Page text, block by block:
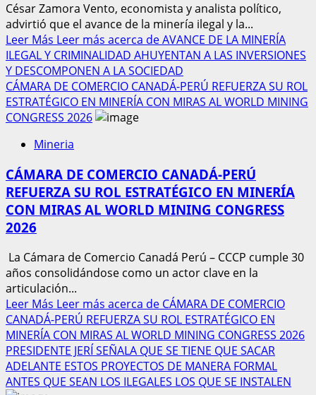
César Zamora Vento, economista y analista político,
advirtió que el avance de la minería ilegal y la...
Leer Más Leer más acerca de AVANCE DE LA MINERÍA
ILEGAL Y CRIMINALIDAD AHUYENTAN A LAS INVERSIONES
Y DESCOMPONEN A LA SOCIEDAD
CÁMARA DE COMERCIO CANADÁ-PERÚ REFUERZA SU ROL
ESTRATÉGICO EN MINERÍA CON MIRAS AL WORLD MINING
CONGRESS 2026
Mineria
CÁMARA DE COMERCIO CANADÁ-PERÚ
REFUERZA SU ROL ESTRATÉGICO EN MINERÍA
CON MIRAS AL WORLD MINING CONGRESS
2026
La Cámara de Comercio Canadá Perú – CCCP cumple 30
años consolidándose como un actor clave en la
articulación...
Leer Más Leer más acerca de CÁMARA DE COMERCIO
CANADÁ-PERÚ REFUERZA SU ROL ESTRATÉGICO EN
MINERÍA CON MIRAS AL WORLD MINING CONGRESS 2026
PRESIDENTE JERÍ SEÑALA QUE SE TIENE QUE SACAR
ADELANTE ESTOS PROYECTOS DE MANERA FORMAL
ANTES QUE SEAN LOS ILEGALES LOS QUE SE INSTALEN